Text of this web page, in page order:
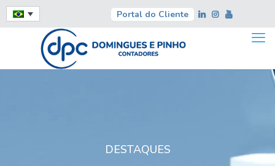
Portal do Cliente
DESTAQUES